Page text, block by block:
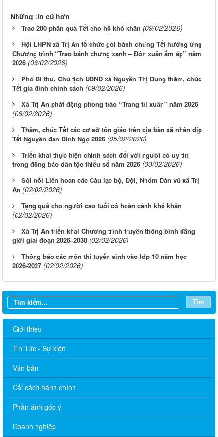
Những tin cũ hơn
Trao 200 phần quà Tết cho hộ khó khăn (09/02/2026)
Hội LHPN xã Trị An tổ chức gói bánh chưng Tết hưởng ứng
Chương trình “Trao bánh chưng xanh – Đón xuân ấm áp” năm
2026 (09/02/2026)
Phó Bí thư, Chủ tịch UBND xã Nguyễn Thị Dung thăm, chúc
Tết gia đình chính sách (09/02/2026)
Xã Trị An phát động phong trào “Trang trí xuân” năm 2026
(06/02/2026)
Thăm, chúc Tết các cơ sở tôn giáo trên địa bàn xã nhân dịp
Tết Nguyên đán Bính Ngọ 2026 (05/02/2026)
Triển khai thực hiện chính sách đối với người có uy tín
trong đồng bào dân tộc thiểu số năm 2026 (03/02/2026)
Sôi nổi Liên hoan các Câu lạc bộ, Đội, Nhóm Dân vũ xã Trị
An (02/02/2026)
Tặng quà cho người cao tuổi có hoàn cảnh khó khăn
(02/02/2026)
Xã Trị An triển khai Chương trình truyền thông bình đẳng
giới giai đoạn 2026–2030 (02/02/2026)
Thông báo các môn thi tuyển sinh vào lớp 10 năm học
2026-2027 (02/02/2026)
Tìm
Giới thiệu
Tin Tức - Sự kiện
Văn bản
Cải cách hành chính
Phản ánh góp ý
Doanh nghiệp
Về việc cấp phát tờ gấp tuyên truyền quy định pháp luật về hộ